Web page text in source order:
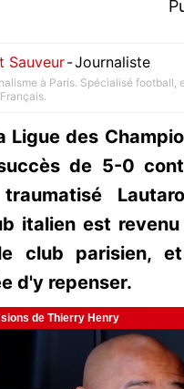
Sauveur-Journaliste
à Paris. Spécialisé
Ligue des
de 5-0
italien est
club parisien,
d'y repenser.